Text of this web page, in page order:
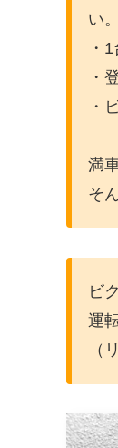
い。
・
・
・
満
そ
ビ
運
（